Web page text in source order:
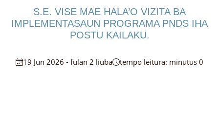
S.E. VISE MAE HALA’O VIZITA BA
IMPLEMENTASAUN PROGRAMA PNDS IHA
POSTU KAILAKU.
19 Jun 2026 - fulan 2 liuba tempo leitura: minutus 0